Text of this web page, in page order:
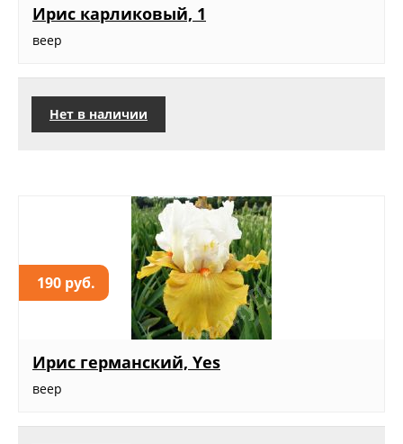
Ирис карликовый, 1
веер
Нет в наличии
190 руб.
Ирис германский, Yes
веер